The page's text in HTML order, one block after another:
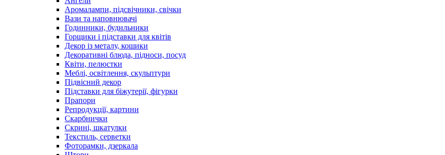
Аромалампи, підсвічники, свічки
Вази та наповнювачі
Годинники, будильники
Горщики і підставки для квітів
Декор із металу, кошики
Декоративні блюда, підноси, посуд
Квіти, пелюстки
Меблі, освітлення, скульптури
Підвісний декор
Підставки для біжутерії, фігурки
Прапори
Репродукції, картини
Скарбнички
Скрині, шкатулки
Текстиль, серветки
Фоторамки, дзеркала